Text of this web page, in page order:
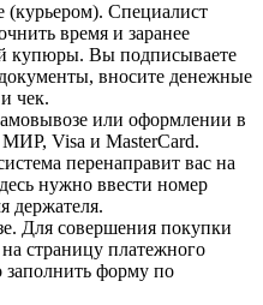
Специалист
время и заранее
купюры. Вы подписываете
вносите денежные
чек.
или оформлении в
МИР, Visa и MasterCard.
перенаправит вас на
нужно ввести номер
держателя.
Для совершения покупки
страницу платежного
заполнить форму по